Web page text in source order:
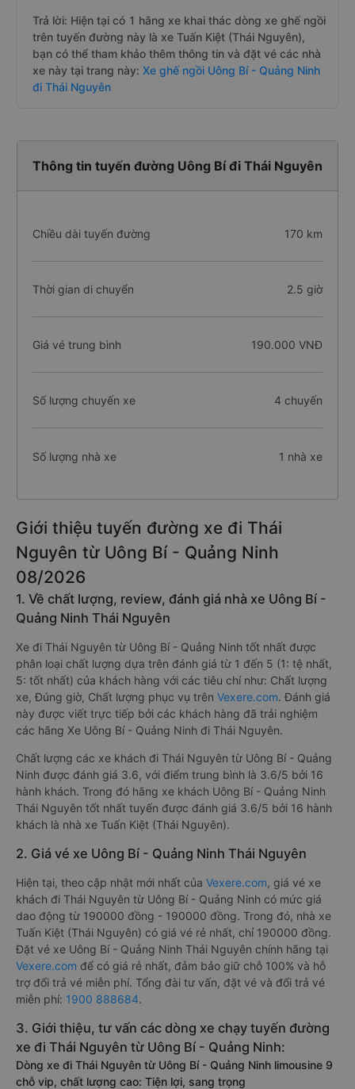
Trả lời: Hiện tại có 1 hãng xe khai thác dòng xe ghế ngồi
trên tuyến đường này là xe Tuấn Kiệt (Thái Nguyên),
bạn có thể tham khảo thêm thông tin và đặt vé các nhà
xe này tại trang này: Xe ghế ngồi Uông Bí - Quảng Ninh
đi Thái Nguyên
Thông tin tuyến đường Uông Bí đi Thái Nguyên
Chiều dài tuyến đường 170 km
Thời gian di chuyển 2.5 giờ
Giá vé trung bình 190.000 VNĐ
Số lượng chuyến xe 4 chuyến
Số lượng nhà xe 1 nhà xe
Giới thiệu tuyến đường xe đi Thái
Nguyên từ Uông Bí - Quảng Ninh
08/2026
1. Về chất lượng, review, đánh giá nhà xe Uông Bí -
Quảng Ninh Thái Nguyên
Xe đi Thái Nguyên từ Uông Bí - Quảng Ninh tốt nhất được
phân loại chất lượng dựa trên đánh giá từ 1 đến 5 (1: tệ nhất,
5: tốt nhất) của khách hàng với các tiêu chí như: Chất lượng
xe, Đúng giờ, Chất lượng phục vụ trên Vexere.com. Đánh giá
này được viết trực tiếp bởi các khách hàng đã trải nghiệm
các hãng Xe Uông Bí - Quảng Ninh đi Thái Nguyên.
Chất lượng các xe khách đi Thái Nguyên từ Uông Bí - Quảng
Ninh được đánh giá 3.6, với điểm trung bình là 3.6/5 bởi 16
hành khách. Trong đó hãng xe khách Uông Bí - Quảng Ninh
Thái Nguyên tốt nhất tuyến được đánh giá 3.6/5 bởi 16 hành
khách là nhà xe Tuấn Kiệt (Thái Nguyên).
2. Giá vé xe Uông Bí - Quảng Ninh Thái Nguyên
Hiện tại, theo cập nhật mới nhất của Vexere.com, giá vé xe
khách đi Thái Nguyên từ Uông Bí - Quảng Ninh có mức giá
dao động từ 190000 đồng - 190000 đồng. Trong đó, nhà xe
Tuấn Kiệt (Thái Nguyên) có giá vé rẻ nhất, chỉ 190000 đồng.
Đặt vé xe Uông Bí - Quảng Ninh Thái Nguyên chính hãng tại
Vexere.com để có giá rẻ nhất, đảm bảo giữ chỗ 100% và hỗ
trợ đổi trả vé miễn phí. Tổng đài tư vấn, đặt vé và đổi trả vé
miễn phí: 1900 888684.
3. Giới thiệu, tư vấn các dòng xe chạy tuyến đường
xe đi Thái Nguyên từ Uông Bí - Quảng Ninh:
Dòng xe đi Thái Nguyên từ Uông Bí - Quảng Ninh limousine 9
chỗ vip, chất lượng cao: Tiện lợi, sang trọng